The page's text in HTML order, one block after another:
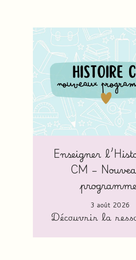
Enseigner
CM –
3 août 2026
Découvrir la